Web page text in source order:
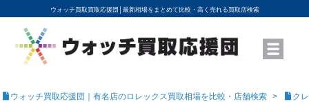
ウォッチ買取買取応援団│ 最新相場をまとめて比較・高く売れる買取店検索
YouTubeで動画を公開中
ROLEXモデル名から買取相場を調べる
高級時計ブランド名から買取相場を調べる
地域から買取店を探す
店舗名から買取店を探す
ブランド時計を高く売る方法
買取査定を依頼する
ウォッチ買取応援団｜有名店のロレックス買取相場を比較・店舗検索 ク